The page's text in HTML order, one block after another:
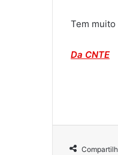
Tem muito
Da CNTE